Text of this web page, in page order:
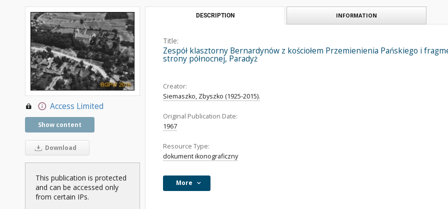
Access Limited
Show content
Download
This publication is protected
and can be accessed only
from certain IPs.
DESCRIPTION INFORMATION
Title:
Zespół klasztorny Bernardynów z kościołem Przemienienia Pańskiego i
strony północnej, Paradyż
Creator:
Siemaszko, Zbyszko (1925-2015).
Original Publication Date:
1967
Resource Type:
dokument ikonograficzny
More